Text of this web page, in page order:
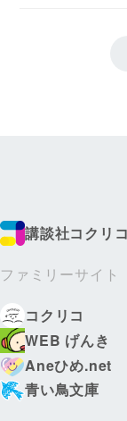
講談社コクリコ
ファミリーサイト
コクリコ
WEB げんき
Aneひめ.net
青い鳥文庫